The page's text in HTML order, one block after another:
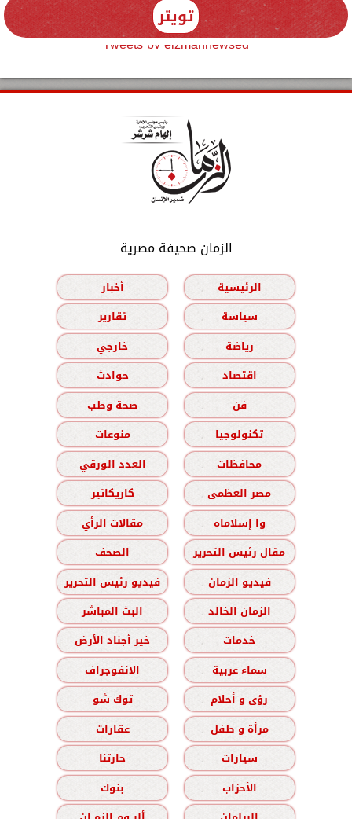
تويتر
Tweets by elzmannewseg
الزمان صحيفة مصرية
الرئيسية
أخبار
سياسة
تقارير
رياضة
خارجي
اقتصاد
حوادث
فن
صحة وطب
تكنولوجيا
منوعات
محافظات
العدد الورقي
مصر العظمى
كاريكاتير
وا إسلاماه
مقالات الرأي
مقال رئيس التحرير
الصحف
فيديو الزمان
فيديو رئيس التحرير
الزمان الخالد
البث المباشر
خدمات
خير أجناد الأرض
سماء عربية
الانفوجراف
رؤى و أحلام
توك شو
مرأة و طفل
عقارات
سيارات
حارتنا
الأحزاب
بنوك